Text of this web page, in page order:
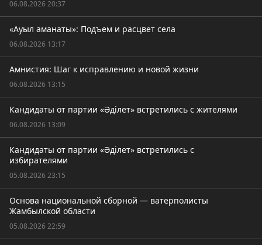
06.08.2026 20:37
«Ауыл аманаты»: Подъем и расцвет села
06.08.2026 13:17
Амнистия: Шаг к исправлению и новой жизни
06.08.2026 13:15
Кандидаты от партии «Әділет» встретились с жителями
06.08.2026 13:09
Кандидаты от партии «Әділет» встретились с
избирателями
05.08.2026 23:15
Основа национальной сборной — ватерполисты
Жамбылской области
05.08.2026 22:59